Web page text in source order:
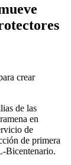
de las
en
de
de primera
Bicentenario.